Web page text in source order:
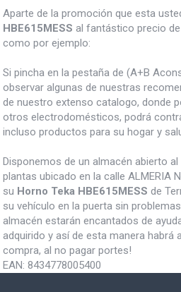
Aparte de la promoción que esta
HBE615MESS al fantástico precio de
como por ejemplo:
Si pincha en la pestaña de (A+B
observar algunas de nuestras
de nuestro extenso catalogo, donde
otros electrodomésticos, podrá
incluso productos para su hogar y
Disponemos de un almacén abierto
plantas ubicado en la calle ALMERIA
su Horno Teka HBE615MESS de
su vehículo en la puerta sin
almacén estarán encantados de
adquirido y así de esta manera habrá
compra, al no pagar portes!
EAN: 8434778005400